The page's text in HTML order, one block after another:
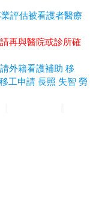
評估被看護者醫療
再與醫院或診所確
外籍看護補助 移
工申請 長照 失智 勞